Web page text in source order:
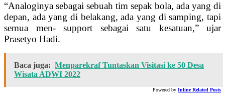
“Analoginya sebagai sebuah tim sepak bola, ada yang di
depan, ada yang di belakang, ada yang di samping, tapi
semua men- support sebagai satu kesatuan,” ujar
Prasetyo Hadi.
Baca juga: Menparekraf Tuntaskan Visitasi ke 50 Desa
Wisata ADWI 2022
Powered by Inline Related Posts